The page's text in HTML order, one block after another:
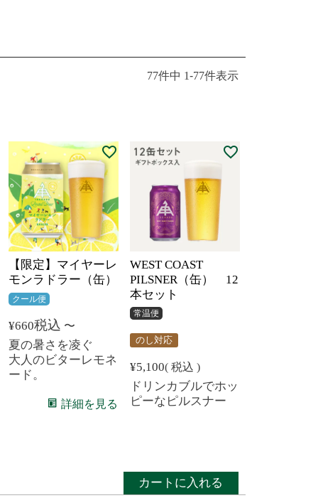
77件中 1-77件表示
【限定】マイヤーレ
モンラドラー（缶）
クール便
¥660税込 〜
夏の暑さを凌ぐ
大人のビターレモネ
ード。
詳細を見る
WEST COAST
PILSNER（缶） 12
本セット
常温便
のし対応
¥5,100 税込
ドリンカブルでホッ
ピーなピルスナー
カートに入れる